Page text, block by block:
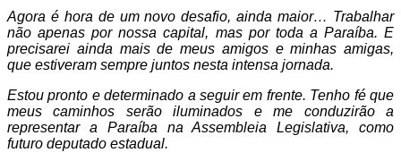
Agora é hora de um novo desafio, ainda maior… Trabalhar
não apenas por nossa capital, mas por toda a Paraíba. E
precisarei ainda mais de meus amigos e minhas amigas,
que estiveram sempre juntos nesta intensa jornada.
Estou pronto e determinado a seguir em frente. Tenho fé que
meus caminhos serão iluminados e me conduzirão a
representar a Paraíba na Assembleia Legislativa, como
futuro deputado estadual.